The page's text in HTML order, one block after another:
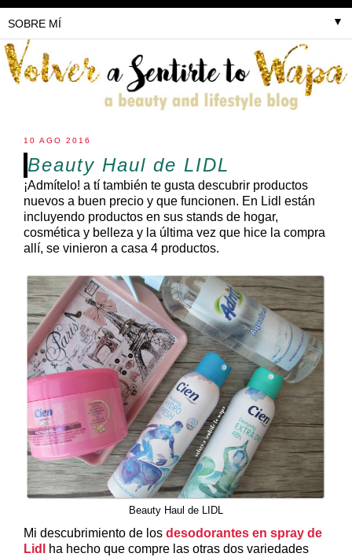
▼
10 AGO 2016
Beauty Haul de LIDL
¡Admítelo! a tí también te gusta descubrir productos
nuevos a buen precio y que funcionen. En Lidl están
incluyendo productos en sus stands de hogar,
cosmética y belleza y la última vez que hice la compra
allí, se vinieron a casa 4 productos.
Beauty Haul de LIDL
Mi descubrimiento de los desodorantes en spray de
Lidl
ha hecho que compre las otras dos variedades